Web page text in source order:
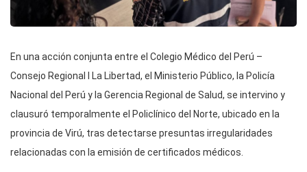
En una acción conjunta entre el Colegio Médico del Perú –
Consejo Regional I La Libertad, el Ministerio Público, la Policía
Nacional del Perú y la Gerencia Regional de Salud, se intervino y
clausuró temporalmente el Policlínico del Norte, ubicado en la
provincia de Virú, tras detectarse presuntas irregularidades
relacionadas con la emisión de certificados médicos.